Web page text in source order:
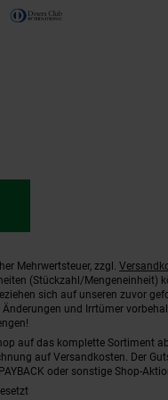
Mehrwertsteuer, zzgl.
(Stückzahl/Mengeneinheit)
sich auf unseren zuvor
und Irrtümer
auf das komplette Sortiment
auf Versandkosten. Der
oder sonstige Shop-